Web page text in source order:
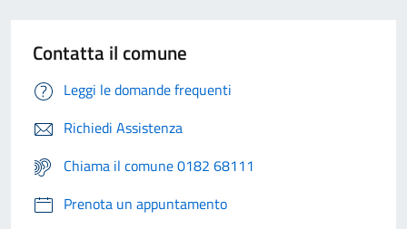
Contatta il comune
Leggi le domande frequenti
Richiedi Assistenza
Chiama il comune 0182 68111
Prenota un appuntamento